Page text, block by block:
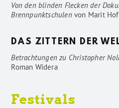
Von den blinden Flecken der
Brennpunktschulenvon Marit
DAS ZITTERN DER
Betrachtungen zu Christopher
Roman Widera
Festivals